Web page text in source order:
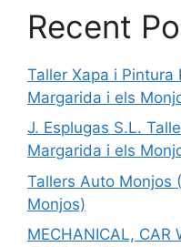
Recent
Taller Xapa i Pintura
Margarida i els
J. Esplugas S.L.
Margarida i els
Tallers Auto Monjos
Monjos)
MECHANICAL, CAR